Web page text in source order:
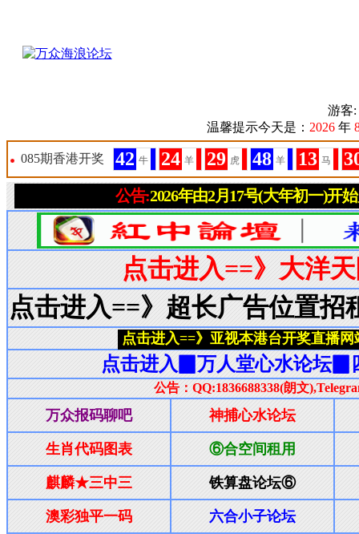
游
温馨提示今天是： 2026 年